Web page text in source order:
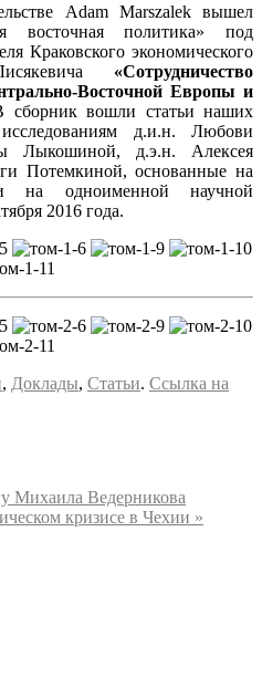
Adam Marszalek вышел
восточная политика» под
Краковского экономического
«Сотрудничество
Восточной Европы и
сборник вошли статьи наших
д.и.н. Любови
Лыкошиной, д.э.н. Алексея
Потемкиной, основанные на
на одноименной научной
2016 года.
, Доклады, Статьи. Ссылка на
Михаила Ведерникова
кризисе в Чехии »